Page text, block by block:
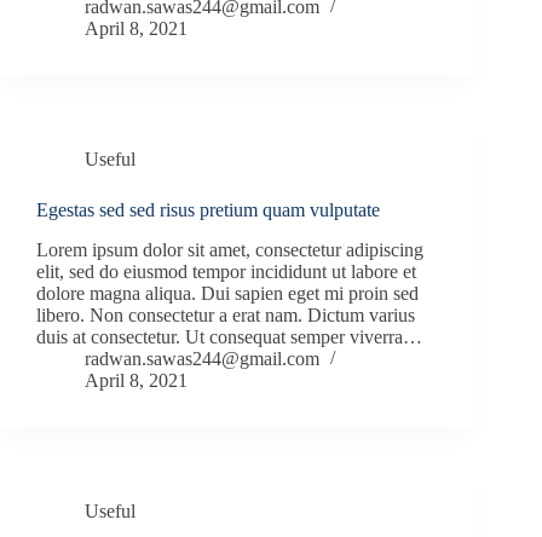
radwan.sawas244@gmail.com
April 8, 2021
Useful
Egestas sed sed risus pretium quam vulputate
Lorem ipsum dolor sit amet, consectetur adipiscing
elit, sed do eiusmod tempor incididunt ut labore et
dolore magna aliqua. Dui sapien eget mi proin sed
libero. Non consectetur a erat nam. Dictum varius
duis at consectetur. Ut consequat semper viverra…
radwan.sawas244@gmail.com
April 8, 2021
Useful